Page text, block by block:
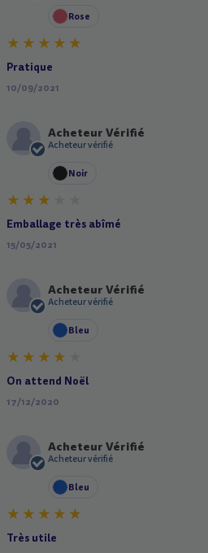
Rose
Pratique
10/09/2021
A
Acheteur Vérifié
Acheteur vérifié
Noir
Emballage très abîmé
15/05/2021
A
Acheteur Vérifié
Acheteur vérifié
Bleu
On attend Noël
17/12/2020
A
Acheteur Vérifié
Acheteur vérifié
Bleu
Très utile